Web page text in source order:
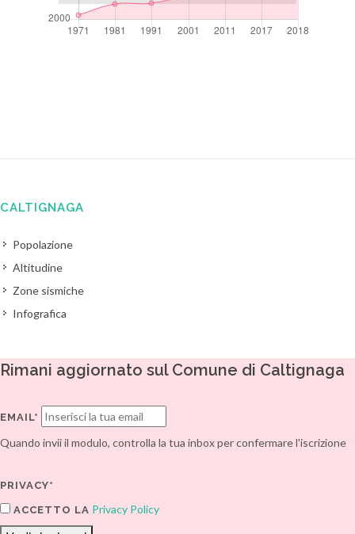
CALTIGNAGA
Popolazione
Altitudine
Zone sismiche
Infografica
Rimani aggiornato sul Comune di Caltignaga
EMAIL*
Quando invii il modulo, controlla la tua inbox per confermare l'iscrizione
PRIVACY*
ACCETTO LA Privacy Policy